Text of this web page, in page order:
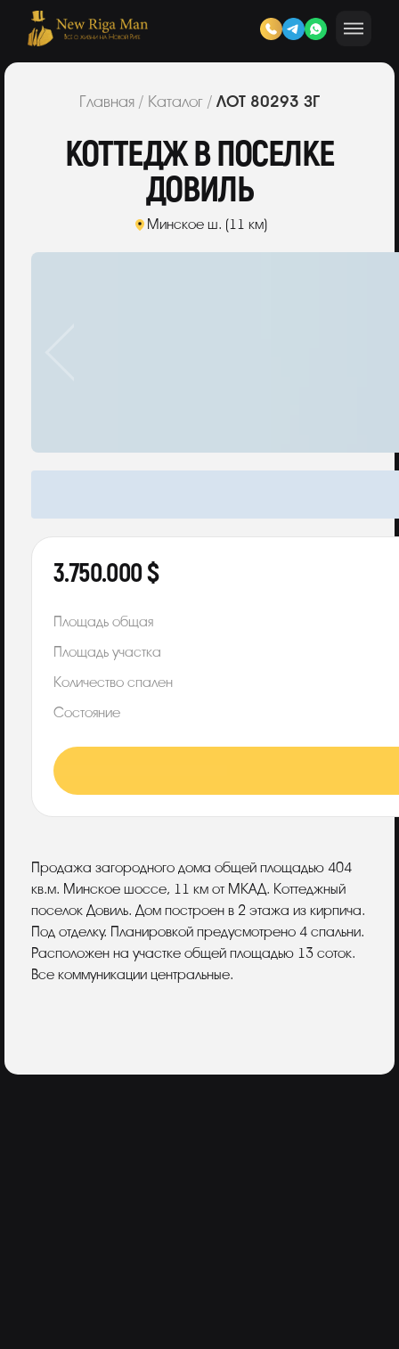
Главная / Каталог / ЛОТ 80293 ЗГ
КОТТЕДЖ В ПОСЕЛКЕ
ДОВИЛЬ
Минское ш. (11 км)
3.750.000 $
Площадь общая
Площадь участка
Количество спален
Состояние
Описание
Продажа загородного дома общей площадью 404
кв.м. Минское шоссе, 11 км от МКАД. Коттеджный
поселок Довиль. Дом построен в 2 этажа из кирпича.
Под отделку. Планировкой предусмотрено 4 спальни.
Расположен на участке общей площадью 13 соток.
Все коммуникации центральные.